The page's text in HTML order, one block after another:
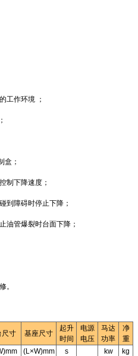
工作环境 ；
盒；
制下降速度；
到障碍时停止下降；
油管爆裂时台面下降；
。
尺寸 基座尺寸
起升
时间
电源
电压
马达
功率
净
重
(L×W)mm s kw kg